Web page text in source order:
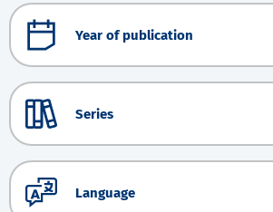
Year of publication
Series
Language